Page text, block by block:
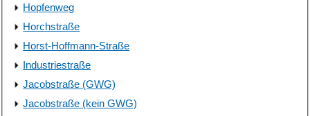
Hopfenweg
Horchstraße
Horst-Hoffmann-Straße
Industriestraße
Jacobstraße (GWG)
Jacobstraße (kein GWG)